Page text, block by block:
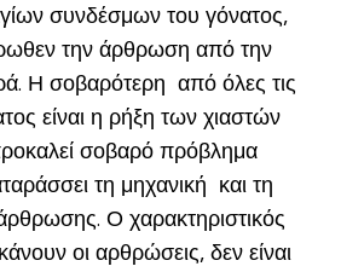
συνδέσμων του γόνατος,
την άρθρωση από την
Η σοβαρότερη από όλες τις
είναι η ρήξη των χιαστών
σοβαρό πρόβλημα
τη μηχανική και τη
Ο χαρακτηριστικός
οι αρθρώσεις, δεν είναι